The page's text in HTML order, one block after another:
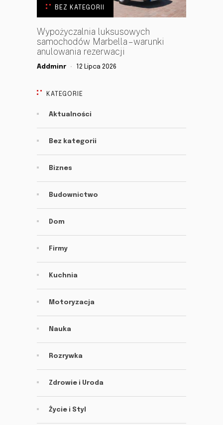
BEZ KATEGORII
Wypożyczalnia luksusowych
samochodów Marbella – warunki
anulowania rezerwacji
Addminr 12 Lipca 2026
KATEGORIE
Aktualności
Bez kategorii
Biznes
Budownictwo
Dom
Firmy
Kuchnia
Motoryzacja
Nauka
Rozrywka
Zdrowie i Uroda
Życie i Styl